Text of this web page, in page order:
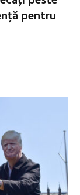
pentru